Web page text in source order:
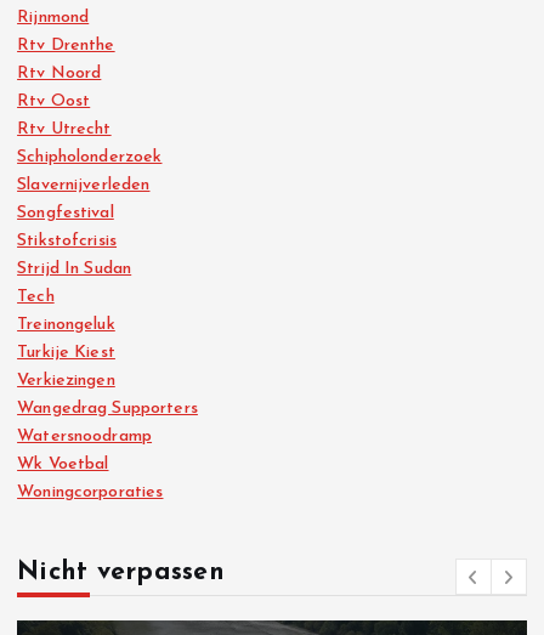
Rijnmond
Rtv Drenthe
Rtv Noord
Rtv Oost
Rtv Utrecht
Schipholonderzoek
Slavernijverleden
Songfestival
Stikstofcrisis
Strijd In Sudan
Tech
Treinongeluk
Turkije Kiest
Verkiezingen
Wangedrag Supporters
Watersnoodramp
Wk Voetbal
Woningcorporaties
Nicht verpassen